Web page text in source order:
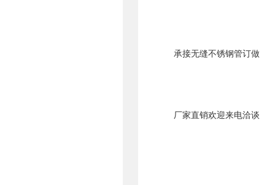
承接无缝不锈钢管订做
厂家直销欢迎来电洽谈